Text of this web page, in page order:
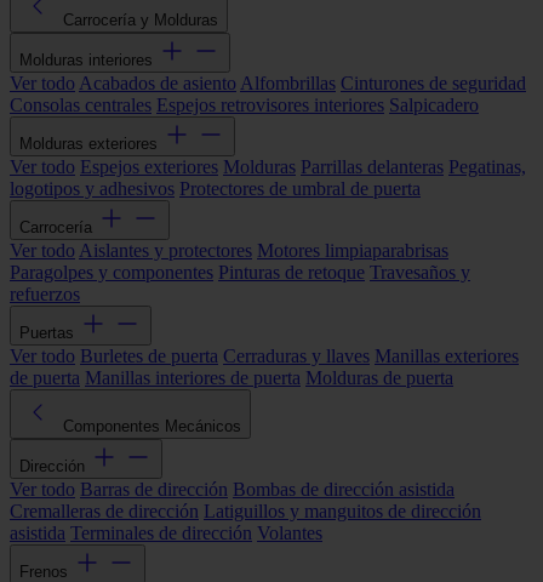
Carrocería y Molduras
Molduras interiores
Ver todo Acabados de asiento Alfombrillas Cinturones de seguridad
Consolas centrales Espejos retrovisores interiores Salpicadero
Molduras exteriores
Ver todo Espejos exteriores Molduras Parrillas delanteras Pegatinas,
logotipos y adhesivos Protectores de umbral de puerta
Carrocería
Ver todo Aislantes y protectores Motores limpiaparabrisas
Paragolpes y componentes Pinturas de retoque Travesaños y
refuerzos
Puertas
Ver todo Burletes de puerta Cerraduras y llaves Manillas exteriores
de puerta Manillas interiores de puerta Molduras de puerta
Componentes Mecánicos
Dirección
Ver todo Barras de dirección Bombas de dirección asistida
Cremalleras de dirección Latiguillos y manguitos de dirección
asistida Terminales de dirección Volantes
Frenos